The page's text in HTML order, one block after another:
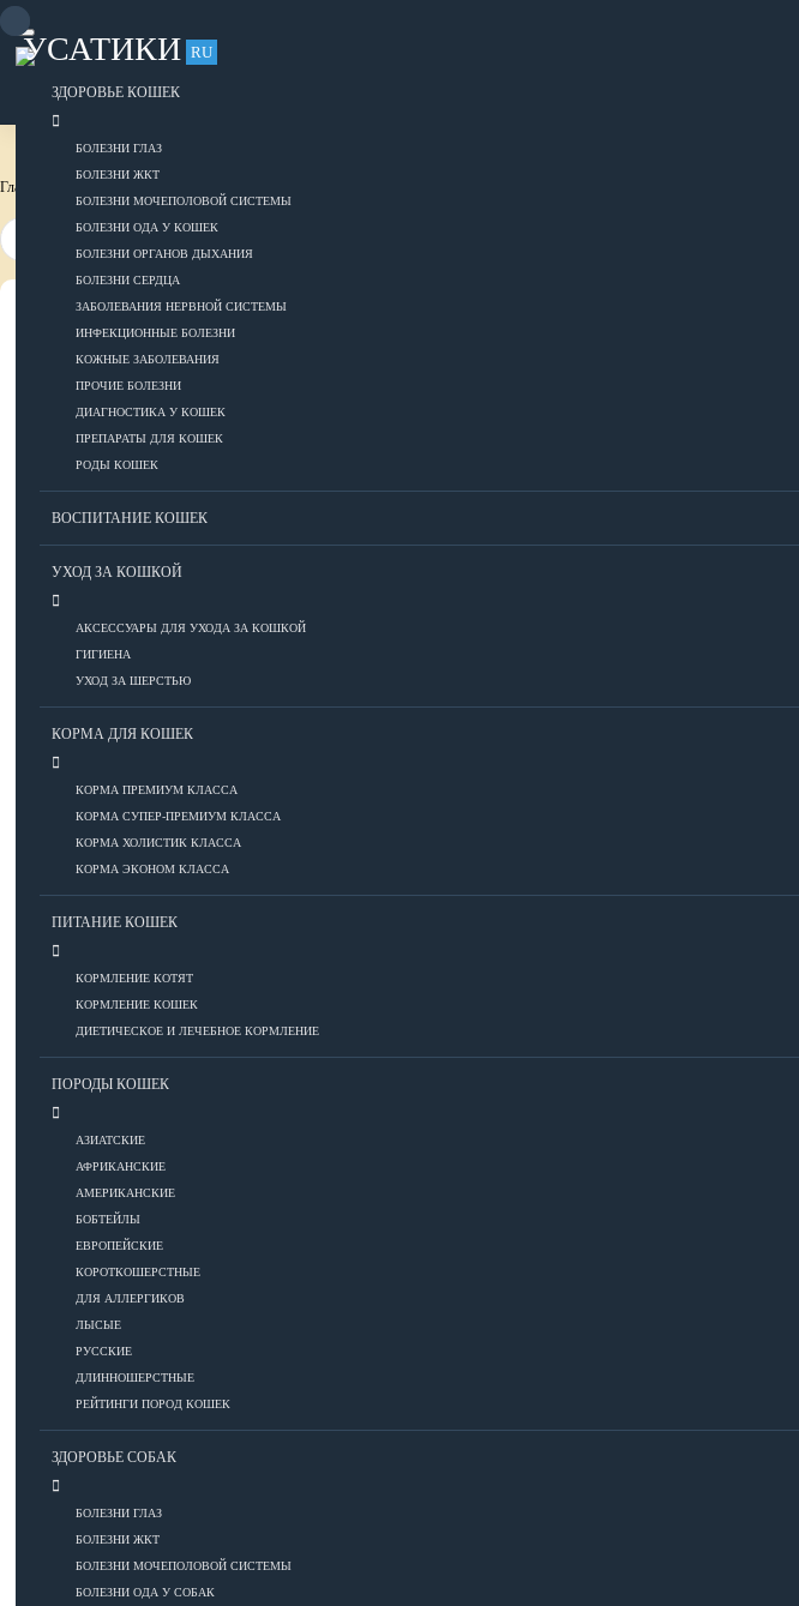
Skip
to
content
УСАТИКИ RU
РАЗМЕСТИТЬ ОБЪЯВЛЕНИЕ
ЗДОРОВЬЕ КОШЕК
БОЛЕЗНИ ГЛАЗ
БОЛЕЗНИ ЖКТ
БОЛЕЗНИ МОЧЕПОЛОВОЙ СИСТЕМЫ
БОЛЕЗНИ ОДА У КОШЕК
БОЛЕЗНИ ОРГАНОВ ДЫХАНИЯ
БОЛЕЗНИ СЕРДЦА
ЗАБОЛЕВАНИЯ НЕРВНОЙ СИСТЕМЫ
ИНФЕКЦИОННЫЕ БОЛЕЗНИ
КОЖНЫЕ ЗАБОЛЕВАНИЯ
ПРОЧИЕ БОЛЕЗНИ
ДИАГНОСТИКА У КОШЕК
ПРЕПАРАТЫ ДЛЯ КОШЕК
РОДЫ КОШЕК
ВОСПИТАНИЕ КОШЕК
УХОД ЗА КОШКОЙ
АКСЕССУАРЫ ДЛЯ УХОДА ЗА КОШКОЙ
ГИГИЕНА
УХОД ЗА ШЕРСТЬЮ
КОРМА ДЛЯ КОШЕК
КОРМА ПРЕМИУМ КЛАССА
КОРМА СУПЕР-ПРЕМИУМ КЛАССА
КОРМА ХОЛИСТИК КЛАССА
КОРМА ЭКОНОМ КЛАССА
ПИТАНИЕ КОШЕК
КОРМЛЕНИЕ КОТЯТ
КОРМЛЕНИЕ КОШЕК
ДИЕТИЧЕСКОЕ И ЛЕЧЕБНОЕ КОРМЛЕНИЕ
ПОРОДЫ КОШЕК
АЗИАТСКИЕ
АФРИКАНСКИЕ
АМЕРИКАНСКИЕ
БОБТЕЙЛЫ
ЕВРОПЕЙСКИЕ
КОРОТКОШЕРСТНЫЕ
ДЛЯ АЛЛЕРГИКОВ
ЛЫСЫЕ
РУССКИЕ
ДЛИННОШЕРСТНЫЕ
РЕЙТИНГИ ПОРОД КОШЕК
ЗДОРОВЬЕ СОБАК
БОЛЕЗНИ ГЛАЗ
БОЛЕЗНИ ЖКТ
БОЛЕЗНИ МОЧЕПОЛОВОЙ СИСТЕМЫ
БОЛЕЗНИ ОДА У СОБАК
ОБЪЯВЛЕНИЯ
ДОБАВИТЬ ОБЪЯВЛЕНИЕ
Главная страница
ВСЕ О КОШКАХ
Болезни глаз
Болезни мочеполовой системы
Болезни органов дыхания
Прочие болезни
Диагностика у кошек
Препараты для кошек
Роды кошек
Аксессуары для ухода
Гигиена
Уход за шерстью
Корма премиум класса
Корма супер-премиум класса
Корма холистик класса
Корма эконом класса
ПИТАНИЕ
Кормление котят
Кормление кошек